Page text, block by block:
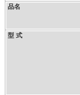
品名
型 式